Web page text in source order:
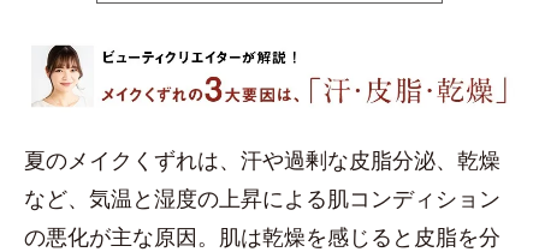
夏のメイクくずれは、汗や過剰な皮脂分泌、乾燥
など、気温と湿度の上昇による肌コンディション
の悪化が主な原因。肌は乾燥を感じると皮脂を分